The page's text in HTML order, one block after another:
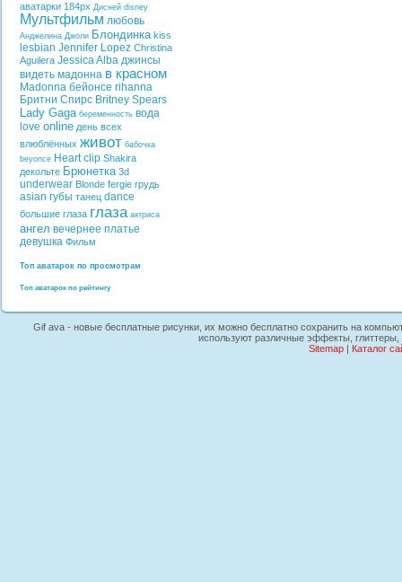
аватарки 184px Дисней disney
Мультфильм любовь
Анджелина Джоли Блондинка kiss
lesbian Jennifer Lopez Christina
Aguilera Jessica Alba джинсы
видеть мадонна в красном
Madonna бейонсе rihanna
Бритни Спирс Britney Spears
Lady Gaga беременность вода
love online день всех
влюблённых живот бабочка
beyonce Heart clip Shakira
декольте Брюнетка 3d
underwear Blonde fergie грудь
asian губы танец dance
большие глаза глаза актриса
ангел вечернее платье
девушка Фильм
Топ аватарок по просмотрам
Топ аватарок по рейтингу
Gif ava - новые бесплатные рисунки, их можно бесплатно сохранить на
используют различные эффекты,
Sitemap| Каталог